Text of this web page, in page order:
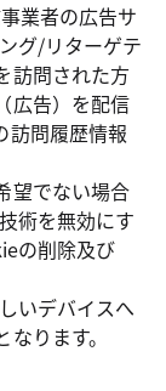
業者の広告サ
グ/リターゲテ
訪問された方
広告）を配信
訪問履歴情報
望でない場合
術を無効にす
の削除及び
いデバイスへ
ります。